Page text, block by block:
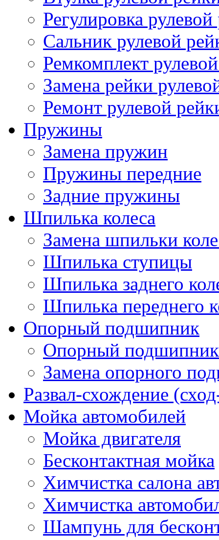
Регулировка
Сальник рулевой
Ремкомплект
Замена рейки
Ремонт рулевой
Пружины
Замена пружин
Пружины передние
Задние пружины
Шпилька колеса
Замена шпильки
Шпилька ступицы
Шпилька заднего
Шпилька переднего
Опорный подшипник
Опорный подшипник
Замена опорного
Развал-схождение
Мойка автомобилей
Мойка двигателя
Бесконтактная мойка
Химчистка салона
Химчистка
Шампунь для